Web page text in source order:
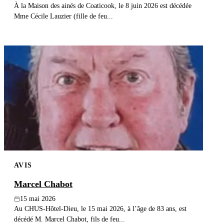
À la Maison des ainés de Coaticook, le 8 juin 2026 est décédée
Mme Cécile Lauzier (fille de feu...
AVIS
Marcel Chabot
15 mai 2026
Au CHUS-Hôtel-Dieu, le 15 mai 2026, à l’âge de 83 ans, est
décédé M. Marcel Chabot, fils de feu...